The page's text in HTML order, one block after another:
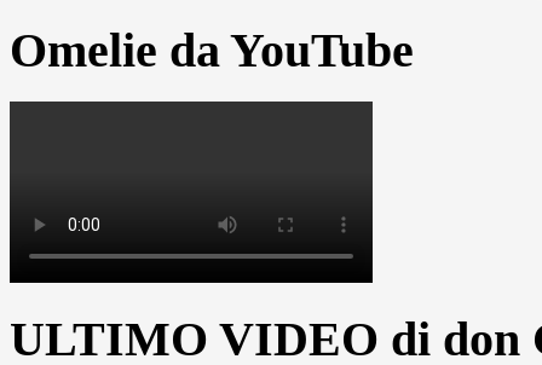
Omelie da YouTube
ULTIMO VIDEO di don